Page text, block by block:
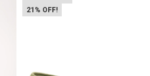
21